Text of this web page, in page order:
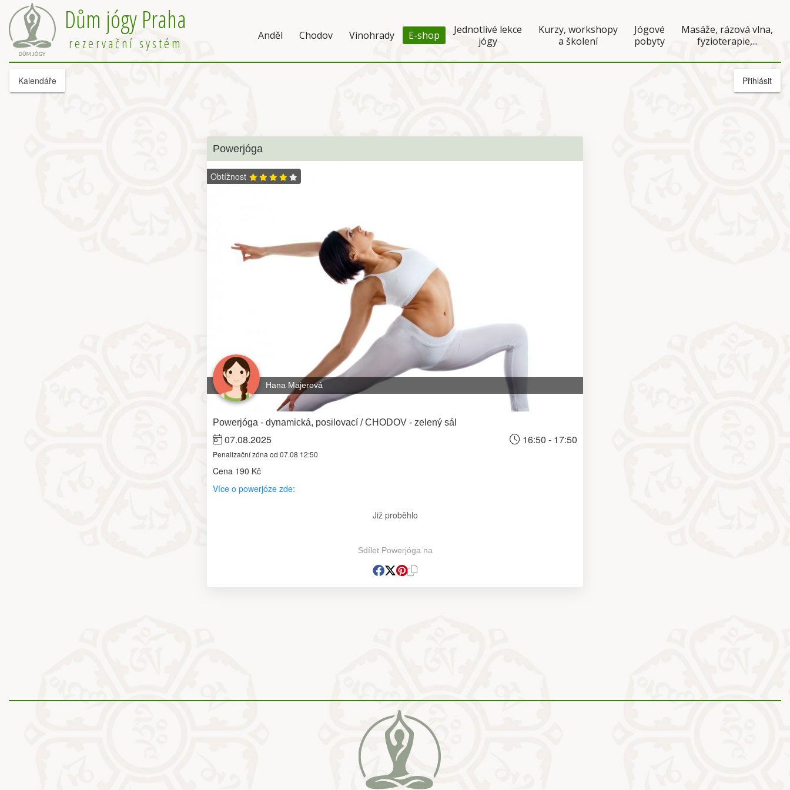
Dům jógy Praha
rezervační systém Anděl Chodov Vinohrady E-shop
Jednotlivé lekce
jógy
Kurzy, workshopy
a školení
Jógové
pobyty
Masáže, rázová vlna,
fyzioterapie,...
Kalendáře Přihlásit
Powerjóga
Obtížnost
Hana Majerová
Powerjóga - dynamická, posilovací / CHODOV - zelený sál
07.08.2025 16:50 - 17:50
Penalizační zóna od 07.08 12:50
Cena 190 Kč
Více o powerjóze zde:
Již proběhlo
Sdílet Powerjóga na